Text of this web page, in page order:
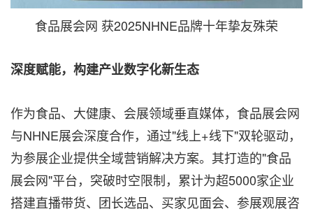
食品展会网 获2025NHNE品牌十年挚友殊荣
深度赋能，构建产业数字化新生态
作为食品、大健康、会展领域垂直媒体，食品展会网
与NHNE展会深度合作，通过"线上+线下"双轮驱动，
为参展企业提供全域营销解决方案。其打造的"食品
展会网"平台，突破时空限制，累计为超5000家企业
搭建直播带货、团长选品、买家见面会、参展观展咨